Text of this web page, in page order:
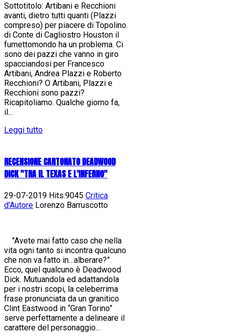
Sottotitolo: Artibani e Recchioni
avanti, dietro tutti quanti (Plazzi
compreso) per piacere di Topolino.
di Conte di Cagliostro Houston il
fumettomondo ha un problema. Ci
sono dei pazzi che vanno in giro
spacciandosi per Francesco
Artibani, Andrea Plazzi e Roberto
Recchioni? O Artibani, Plazzi e
Recchioni sono pazzi?
Ricapitoliamo. Qualche giorno fa,
il...
Leggi tutto
RECENSIONE CARTONATO DEADWOOD
DICK "TRA IL TEXAS E L'INFERNO"
29-07-2019 Hits:9045 Critica
d'Autore Lorenzo Barruscotto
"Avete mai fatto caso che nella
vita ogni tanto si incontra qualcuno
che non va fatto in…alberare?”
Ecco, quel qualcuno è Deadwood
Dick. Mutuandola ed adattandola
per i nostri scopi, la celeberrima
frase pronunciata da un granitico
Clint Eastwood in “Gran Torino”
serve perfettamente a delineare il
carattere del personaggio...